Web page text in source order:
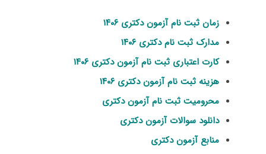
زمان ثبت نام آزمون دکتری ۱۴۰۶
مدارک ثبت نام دکتری ۱۴۰۶
کارت اعتباری ثبت نام آزمون دکتری ۱۴۰۶
هزینه ثبت نام آزمون دکتری ۱۴۰۶
محرومیت ثبت نام آزمون دکتری
دانلود سوالات آزمون دکتری
منابع آزمون دکتری